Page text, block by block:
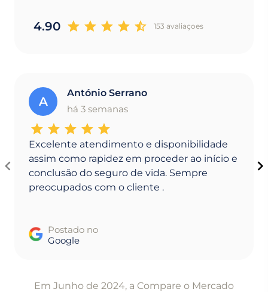
4.90 153 avaliaçoes
A
António Serrano
há 3 semanas
Excelente atendimento e disponibilidade
assim como rapidez em proceder ao início e
conclusão do seguro de vida. Sempre
preocupados com o cliente .
Postado no
Google
Em Junho de 2024, a Compare o Mercado